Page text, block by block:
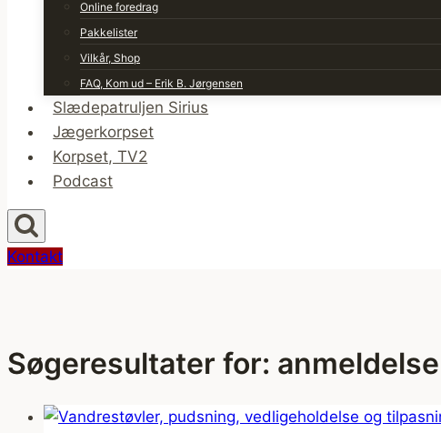
Online foredrag
Pakkelister
Vilkår, Shop
FAQ, Kom ud – Erik B. Jørgensen
Slædepatruljen Sirius
Jægerkorpset
Korpset, TV2
Podcast
Kontakt
Søgeresultater for: